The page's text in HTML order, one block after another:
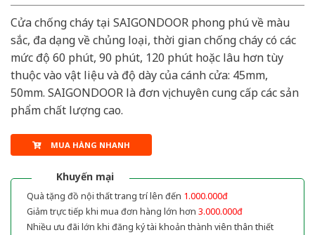
Cửa chống cháy tại SAIGONDOOR phong phú về màu
sắc, đa dạng về chủng loại, thời gian chống cháy có các
mức độ 60 phút, 90 phút, 120 phút hoặc lâu hơn tùy
thuộc vào vật liệu và độ dày của cánh cửa: 45mm,
50mm. SAIGONDOOR là đơn vị chuyên cung cấp các sản
phẩm chất lượng cao.
MUA HÀNG NHANH
Khuyến mại
Quà tặng đồ nội thất trang trí lên đến 1.000.000đ
Giảm trực tiếp khi mua đơn hàng lớn hơn 3.000.000đ
Nhiều ưu đãi lớn khi đăng ký tài khoản thành viên thân thiết